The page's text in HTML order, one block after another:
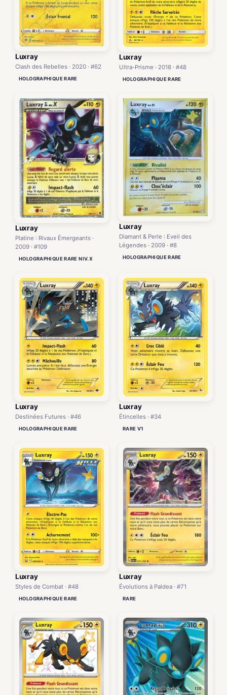
Luxray
Clash des Rebelles · 2020 · #62
HOLOGRAPHIQUE RARE
Luxray
Ultra-Prisme · 2018 · #48
HOLOGRAPHIQUE RARE
Luxray
Platine : Rivaux Émergeants ·
2009 · #109
HOLOGRAPHIQUE RARE NIV.X
Luxray
Diamant & Perle : Eveil des
Légendes · 2009 · #8
HOLOGRAPHIQUE RARE
Luxray
Destinées Futures · #46
HOLOGRAPHIQUE RARE
Luxray
Étincelles · #34
RARE V1
Luxray
Styles de Combat · #48
HOLOGRAPHIQUE RARE
Luxray
Évolutions à Paldea · #71
RARE